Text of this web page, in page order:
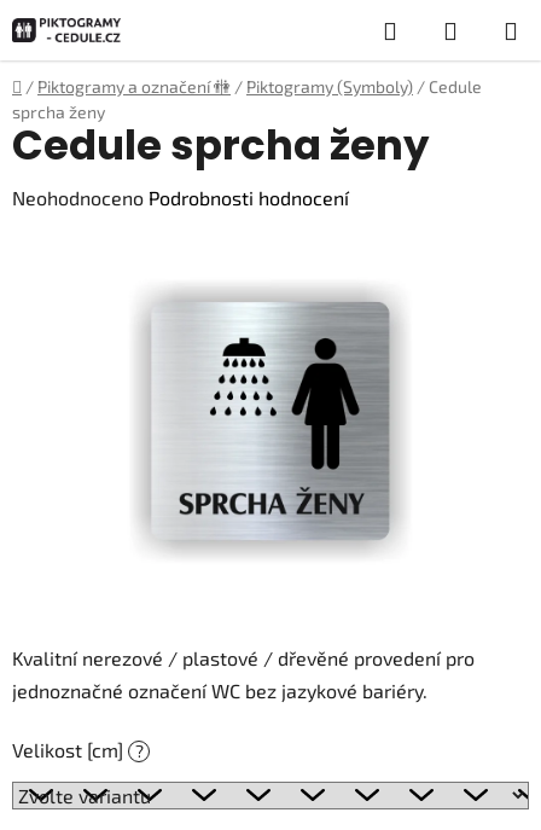
na
obsah
Hledat
KOŠÍK
Domů
/ Piktogramy a označení 🚻 / Piktogramy (Symboly) / Cedule
sprcha ženy
Kvalitní nerezové / plastové / dřevěné provedení pro
jednoznačné označení WC bez jazykové bariéry.
Velikost [cm] ?
Cedule sprcha ženy
Průměrné
Neohodnoceno Podrobnosti hodnocení